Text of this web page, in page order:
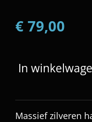
€ 79,00
In
Massief zilveren